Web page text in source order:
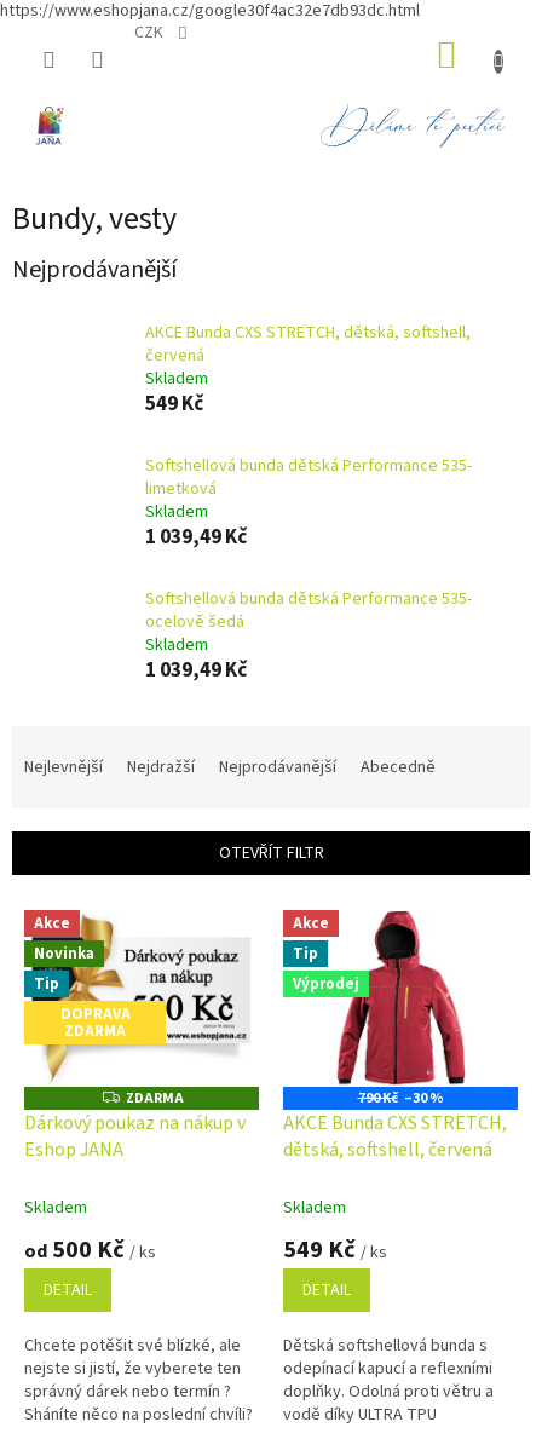
https://www.eshopjana.cz/google30f4ac32e7db93dc.html
CZK
Bundy, vesty
Nejprodávanější
AKCE Bunda CXS STRETCH, dětská, softshell,
červená
Skladem
549 Kč
Softshellová bunda dětská Performance 535-
limetková
Skladem
1 039,49 Kč
Softshellová bunda dětská Performance 535-
ocelově šedá
Skladem
1 039,49 Kč
í
Nejlevnější Nejdražší Nejprodávanější Abecedně
OTEVŘÍT FILTR
p
p
Akce
Novinka
Tip
DOPRAVA
ZDARMA
Z
D
A
R
ZDARMA
Dárkový poukaz na nákup v
Eshop JANA
Skladem
od 500 Kč / ks
DETAIL
Chcete potěšit své blízké, ale
nejste si jistí, že vyberete ten
správný dárek nebo termín ?
Sháníte něco na poslední chvíli?
Akce
Tip
Výprodej
790 Kč –30 %
AKCE Bunda CXS STRETCH,
dětská, softshell, červená
Skladem
549 Kč / ks
DETAIL
Dětská softshellová bunda s
odepínací kapucí a reflexními
doplňky. Odolná proti větru a
vodě díky ULTRA TPU